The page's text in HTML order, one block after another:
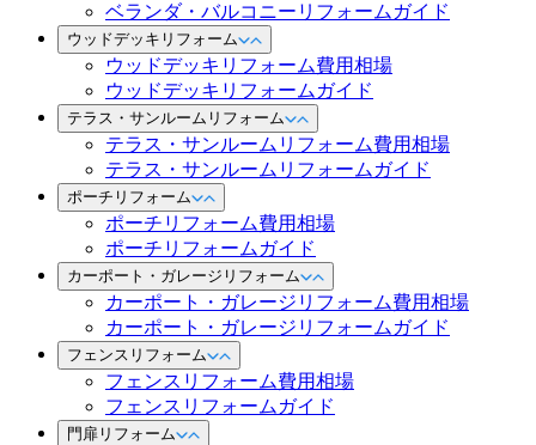
ベランダ・バルコニーリフォームガイド
ウッドデッキリフォーム
ウッドデッキリフォーム費用相場
ウッドデッキリフォームガイド
テラス・サンルームリフォーム
テラス・サンルームリフォーム費用相場
テラス・サンルームリフォームガイド
ポーチリフォーム
ポーチリフォーム費用相場
ポーチリフォームガイド
カーポート・ガレージリフォーム
カーポート・ガレージリフォーム費用相場
カーポート・ガレージリフォームガイド
フェンスリフォーム
フェンスリフォーム費用相場
フェンスリフォームガイド
門扉リフォーム